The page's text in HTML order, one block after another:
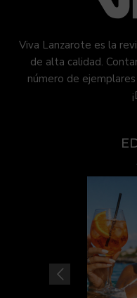
Viva Lanzarote es la
de alta calidad.
número de